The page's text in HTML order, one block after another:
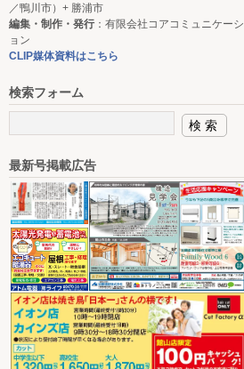
／鴨川市）+ 勝浦市
編集・制作・発行：有限会社コアコミュニケーシ
ョン
CLIP媒体資料はこちら
検索フォーム
最新号掲載広告